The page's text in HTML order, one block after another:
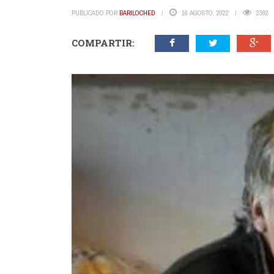
PUBLICADO POR BARILOCHED 16 AGOSTO, 2022 2382
COMPARTIR: